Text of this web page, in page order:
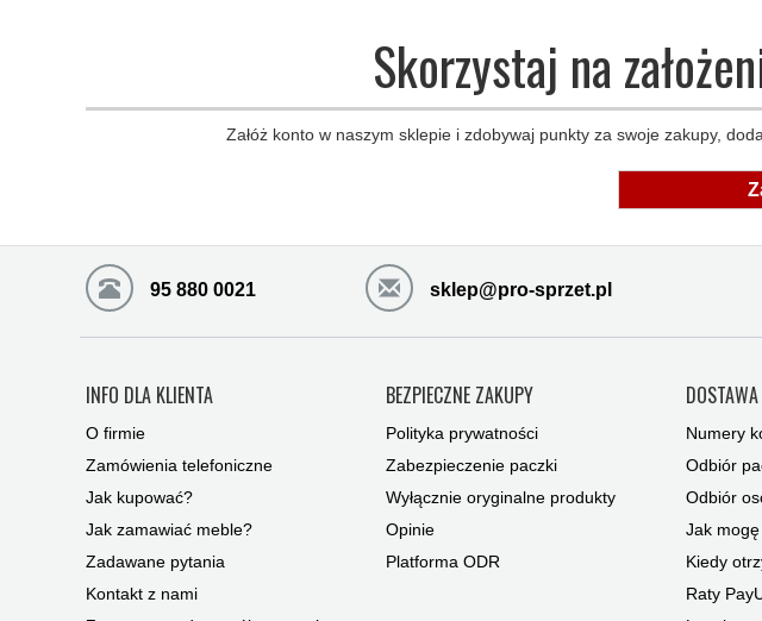
Skorzystaj na
Załóż konto w naszym sklepie i zdobywaj punkty za swoje zakupy,
95 880 0021 sklep@pro-sprzet.pl
INFO DLA KLIENTA
O firmie
Zamówienia telefoniczne
Jak kupować?
Jak zamawiać meble?
Zadawane pytania
Kontakt z nami
BEZPIECZNE ZAKUPY
Polityka prywatności
Zabezpieczenie paczki
Wyłącznie oryginalne produkty
Opinie
Platforma ODR
Numery
Odbiór
Odbiór
Jak mogę
Kiedy
Raty